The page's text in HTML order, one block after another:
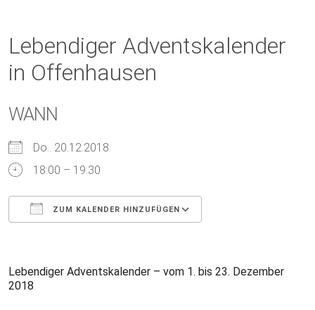
Lebendiger Adventskalender
in Offenhausen
WANN
Do.. 20.12.2018
18:00 – 19:30
ZUM KALENDER HINZUFÜGEN
Lebendiger Adventskalender – vom 1. bis 23. Dezember
2018